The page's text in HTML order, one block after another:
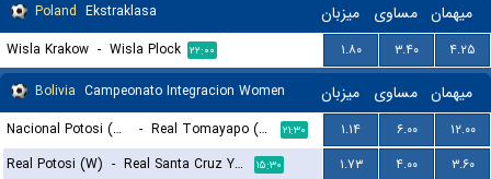
Poland Ekstraklasa میزبان مساوی میهمان
Wisla Krakow - Wisla Plock ۲۲:۰۰ ۱.۸۰ ۳.۴۰
۴.۲۵
Bolivia Campeonato Integracion Women میزبان مساوی میهمان
Nacional Potosi (W) - Real Tomayapo (W) ۲۱:۳۰ ۱.۱۴ ۶.۰۰
۱۲.۰۰
Real Potosi (W) - Real Santa Cruz Yacuiba (W) ۱۵:۳۰ ۱.۷۳ ۴.۰۰
۳.۶۰